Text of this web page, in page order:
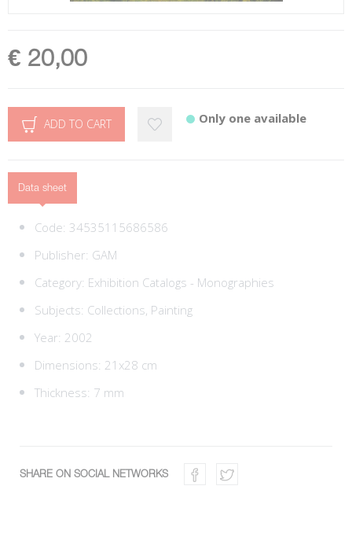
€ 20,00
ADD TO CART Only one available
Data sheet
Code: 34535115686586
Publisher: GAM
Category: Exhibition Catalogs - Monographies
Subjects: Collections, Painting
Year: 2002
Dimensions: 21x28 cm
Thickness: 7 mm
SHARE ON SOCIAL NETWORKS